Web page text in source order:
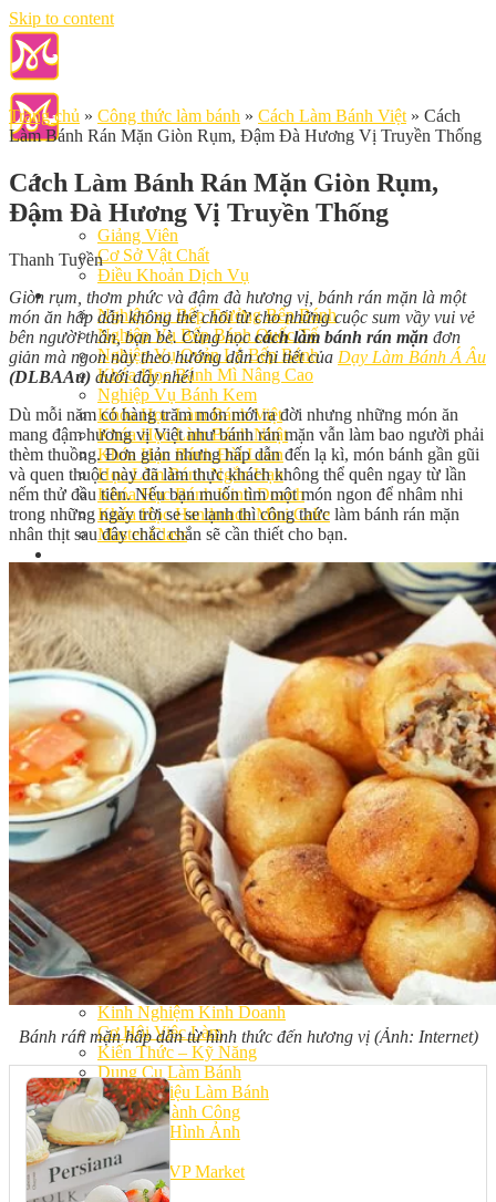
Skip to content
Giới Thiệu
Giảng Viên
Cơ Sở Vật Chất
Điều Khoản Dịch Vụ
Học Làm Bánh
Nghiệp vụ Bếp Trưởng Bếp Bánh
Nghiệp Vụ Bếp Bánh Quốc Tế
Nghiệp Vụ Quản Lý Bếp Bánh
Khóa Học Bánh Mì Nâng Cao
Nghiệp Vụ Bánh Kem
Khóa Học Làm Bánh Việt
Khóa Học Làm Bánh Nhật
Khóa Học Bánh Đài Loan
Học Làm Bánh Ngắn Hạn
Khóa Học Bánh Kinh Doanh
Khóa Học Handmade Mini Cake
Master Class
Khai Giảng
Lịch học – Lịch thi
Đăng Ký Học
Công Thức
Cách Làm Bánh Việt
Cách Làm Bánh Âu
Cách Làm Bánh Kem
Cách Làm Bánh Mì
Cách Làm Bánh Trung Thu
Cách Làm Bánh Flan
Cách Làm Bánh Bao
Cách Làm Bánh Bông Lan
Cách Làm Bánh Su Kem
Cách làm bánh CupCake
Cách Làm Bánh Pizza
Cách làm bánh chay
Cách Làm Kẹo – Mứt
Video
Tin tức
Tin Tổng Hợp
Hướng Nghiệp Á Âu
Bếp Nhà Kate
Kinh Nghiệm Kinh Doanh
Cơ Hội Việc Làm
Kiến Thức – Kỹ Năng
Dụng Cụ Làm Bánh
Nguyên Liệu Làm Bánh
Gương Thành Công
Thư Viện Hình Ảnh
Hỏi Đáp
Siêu thị ĐVP Market
Việc Làm
Trang chủ » Công thức làm bánh » Cách Làm Bánh Việt » Cách
Làm Bánh Rán Mặn Giòn Rụm, Đậm Đà Hương Vị Truyền Thống
Cách Làm Bánh Rán Mặn Giòn Rụm,
Đậm Đà Hương Vị Truyền Thống
Thanh Tuyền
Giòn rụm, thơm phức và đậm đà hương vị, bánh rán mặn là một
món ăn hấp dẫn không thể chối từ cho những cuộc sum vầy vui vẻ
bên người thân, bạn bè. Cùng họccách làm bánh rán mặn đơn
giản mà ngon này theo hướng dẫn chi tiết của Dạy Làm Bánh Á Âu
(DLBAAu) dưới đây nhé!
Dù mỗi năm có hàng trăm món mới ra đời nhưng những món ăn
mang đậm hương vị Việt như bánh rán mặn vẫn làm bao người phải
thèm thuồng. Đơn giản nhưng hấp dẫn đến lạ kì, món bánh gần gũi
và quen thuộc này đã làm thực khách không thể quên ngay từ lần
nếm thử đầu tiên. Nếu bạn muốn tìm một món ngon để nhâm nhi
trong những ngày trời se se lạnh thì công thức làm bánh rán mặn
nhân thịt sau đây chắc chắn sẽ cần thiết cho bạn.
Bánh rán mặn hấp dẫn từ hình thức đến hương vị (Ảnh: Internet)